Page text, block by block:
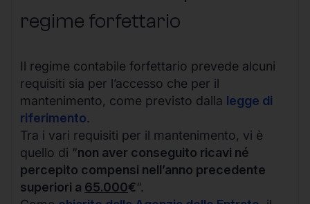
regime forfettario
Il regime contabile forfettario prevede alcuni
requisiti sia per l’accesso che per il
mantenimento, come previsto dalla legge di
riferimento.
Tra i vari requisiti per il mantenimento, vi è
quello di “non aver conseguito ricavi né
percepito compensi nell’anno precedente
superiori a 65.000€“.